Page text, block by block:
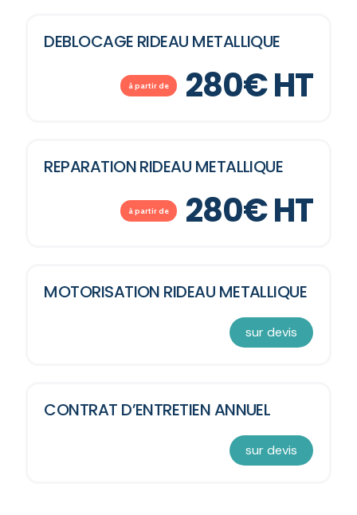
DEBLOCAGE RIDEAU METALLIQUE
à partir de 280€ HT
REPARATION RIDEAU METALLIQUE
à partir de 280€ HT
MOTORISATION RIDEAU METALLIQUE
sur devis
CONTRAT D’ENTRETIEN ANNUEL
sur devis